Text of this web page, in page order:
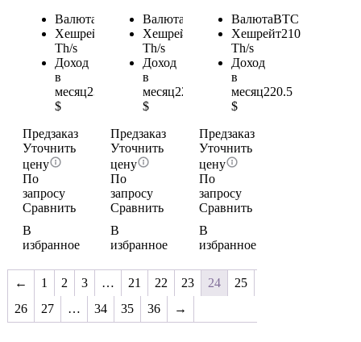
Валюта
Хешрейт
Th/s
Доход
в
месяц231
$
Предзаказ
Уточнить
цену
По
запросу
Сравнить
В
избранное
Валюта
Хешрейт
Th/s
Доход
в
месяц228.9
$
Предзаказ
Уточнить
цену
По
запросу
Сравнить
В
избранное
ВалютаBTC
Хешрейт210
Th/s
Доход
в
месяц220.5
$
Предзаказ
Уточнить
цену
По
запросу
Сравнить
В
избранное
← 1 2 3 … 21 22 23 24
25
26
27 … 34 35 36 →